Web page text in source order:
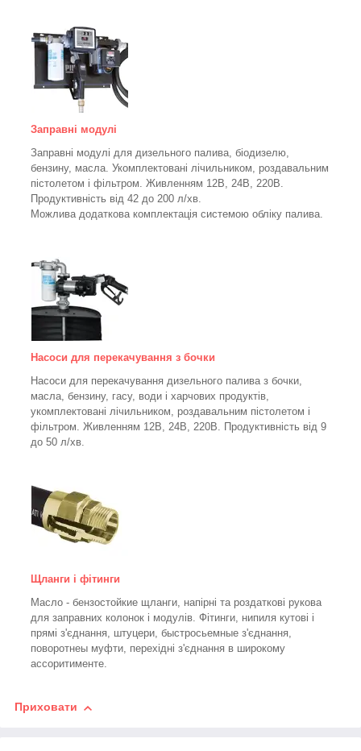
Заправні модулі
Заправні модулі для дизельного палива, біодизелю,
бензину, масла. Укомплектовані лічильником, роздавальним
пістолетом і фільтром. Живленням 12В, 24В, 220В.
Продуктивність від 42 до 200 л/хв.
Можлива додаткова комплектація системою обліку палива.
Насоси для перекачування з бочки
Насоси для перекачування дизельного палива з бочки,
масла, бензину, гасу, води і харчових продуктів,
укомплектовані лічильником, роздавальним пістолетом і
фільтром. Живленням 12В, 24В, 220В. Продуктивність від 9
до 50 л/хв.
Щланги і фітинги
Масло - бензостойкие щланги, напірні та роздаткові рукова
для заправних колонок і модулів. Фітинги, нипиля кутові і
прямі з'єднання, штуцери, быстросьемные з'єднання,
поворотнеы муфти, перехідні з'єднання в широкому
ассоритименте.
Приховати